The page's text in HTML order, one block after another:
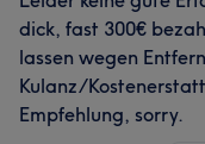
dick, fast 300€
lassen wegen
Kulanz/
Empfehlung, sorry.